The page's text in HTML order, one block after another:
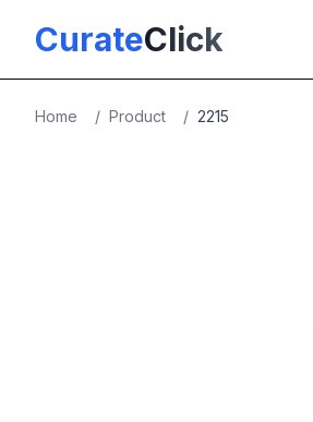
CurateClick
Home / Product / 2215